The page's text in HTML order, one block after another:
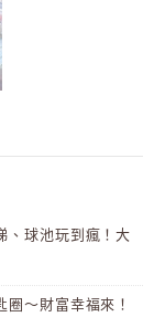
、球池玩到瘋！大
～財富幸福來！